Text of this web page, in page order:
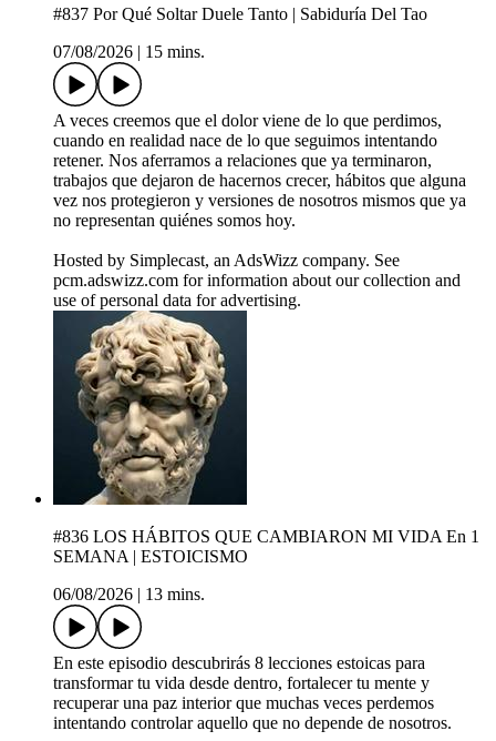
#837 Por Qué Soltar Duele Tanto | Sabiduría Del Tao
07/08/2026
15 mins.
A veces creemos que el dolor viene de lo que perdimos,
cuando en realidad nace de lo que seguimos intentando
retener. Nos aferramos a relaciones que ya terminaron,
trabajos que dejaron de hacernos crecer, hábitos que alguna
vez nos protegieron y versiones de nosotros mismos que ya
no representan quiénes somos hoy.
Hosted by Simplecast, an AdsWizz company. See
pcm.adswizz.com for information about our collection and
use of personal data for advertising.
#836 LOS HÁBITOS QUE CAMBIARON MI VIDA En 1
SEMANA | ESTOICISMO
06/08/2026
13 mins.
En este episodio descubrirás 8 lecciones estoicas para
transformar tu vida desde dentro, fortalecer tu mente y
recuperar una paz interior que muchas veces perdemos
intentando controlar aquello que no depende de nosotros.